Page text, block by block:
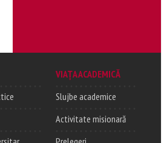
VIAȚA ACADEMICĂ
Slujbe academice
Activitate misionară